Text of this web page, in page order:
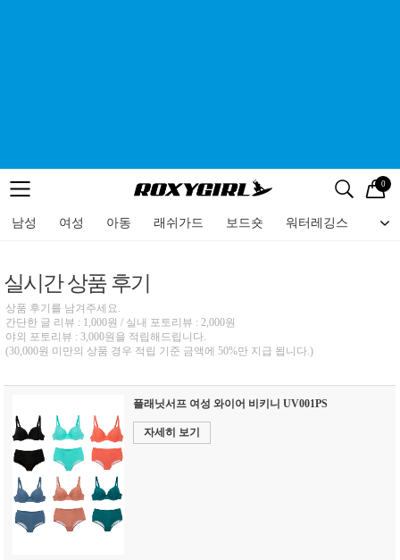
메뉴 검색
로고 0
남성 여성 아동 래쉬가드 보드숏 워터레깅스 비
메뉴
실시간 상품 후기
상품 후기를 남겨주세요.
간단한 글 리뷰 : 1,000원 / 실내 포토리뷰 : 2,000원
야외 포토리뷰 : 3,000원을 적립해드립니다.
(30,000원 미만의 상품 경우 적립 기준 금액에 50%만 지급 됩니다.)
플래닛서프 여성 와이어 비키니 UV001PS
자세히 보기